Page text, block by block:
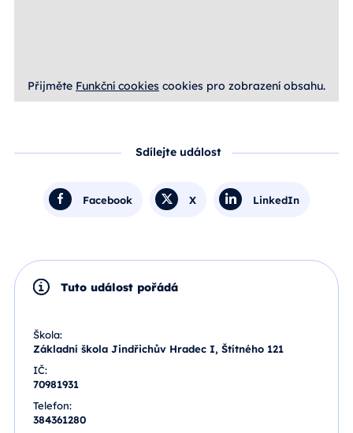
Přijměte Funkční cookies cookies pro zobrazení obsahu.
Sdílejte událost
Facebook X LinkedIn
Tuto událost pořádá
Škola:
Základní škola Jindřichův Hradec I, Štítného 121
IČ:
70981931
Telefon:
384361280